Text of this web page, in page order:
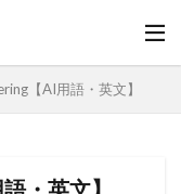
【AI用語・英文】
・英文】